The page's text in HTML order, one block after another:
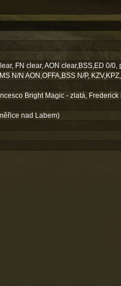
FN clear, AON clear,BSS,ED 0/0,
N/N AON,OFFA,BSS N/P,
Bright Magic - zlatá,
nad Labem)